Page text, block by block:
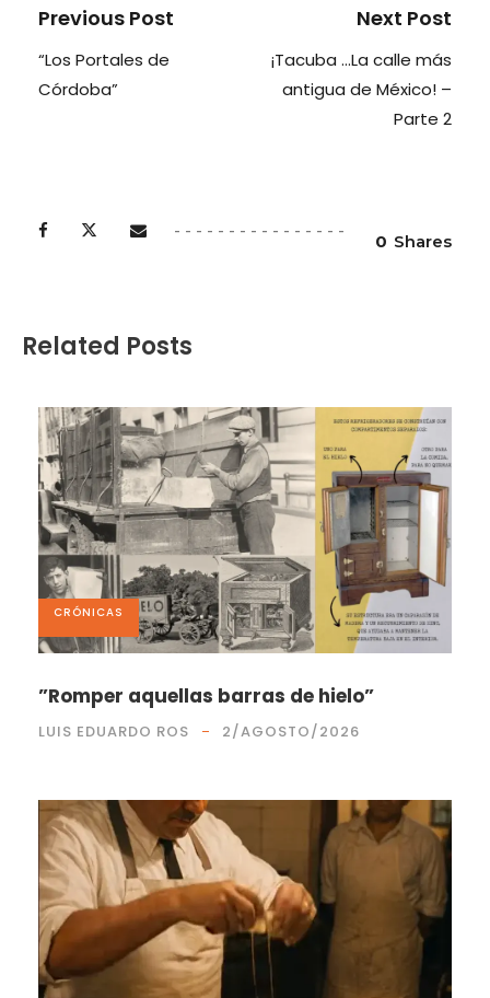
Previous Post
“Los Portales de
Córdoba”
Next Post
¡Tacuba …La calle más
antigua de México! –
Parte 2
0 Shares
Related Posts
CRÓNICAS
”Romper aquellas barras de hielo”
LUIS EDUARDO ROS 2/AGOSTO/2026